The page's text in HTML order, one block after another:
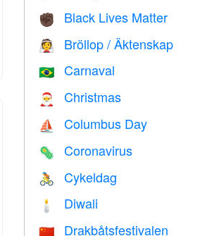
✊🏿 Black Lives Matter
👰 Bröllop / Äktenskap
🇧🇷 Carnaval
🎅 Christmas
⛵️ Columbus Day
🦠 Coronavirus
🚴 Cykeldag
🕯 Diwali
🇨🇳 Drakbåtsfestivalen